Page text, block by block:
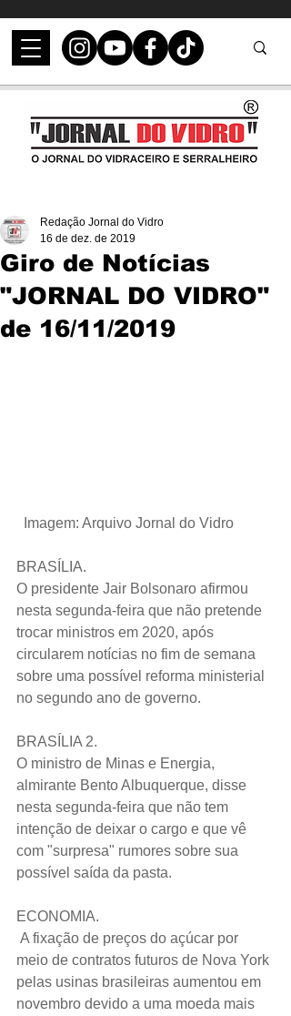
Giro de Notícias
"JORNAL DO VIDRO"
de 16/11/2019
Redação Jornal do Vidro
16 de dez. de 2019
Imagem: Arquivo Jornal do Vidro
BRASÍLIA.
O presidente Jair Bolsonaro afirmou
nesta segunda-feira que não pretende
trocar ministros em 2020, após
circularem notícias no fim de semana
sobre uma possível reforma ministerial
no segundo ano de governo.
BRASÍLIA 2.
O ministro de Minas e Energia,
almirante Bento Albuquerque, disse
nesta segunda-feira que não tem
intenção de deixar o cargo e que vê
com "surpresa" rumores sobre sua
possível saída da pasta.
ECONOMIA.
meio de contratos futuros de Nova York
pelas usinas brasileiras aumentou em
novembro devido a uma moeda mais